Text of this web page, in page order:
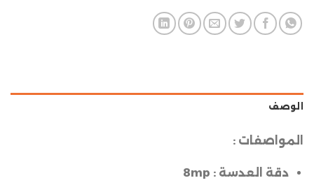
الوصف
المواصفات :
دقة العدسة : 8mp